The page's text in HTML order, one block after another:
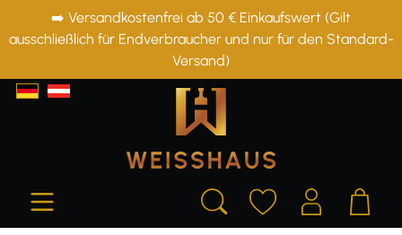
springen
➡️ Versandkostenfrei ab 50 € Einkaufswert (Gilt
ausschließlich für Endverbraucher und nur für den Standard-
Versand)